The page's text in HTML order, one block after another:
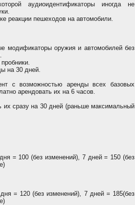
аудиоидентификаторы иногда не
реакции пешеходов на автомобили.
модификаторы оружия и автомобилей без
на 30 дней.
с возможностью аренды всех базовых
арендовать их на 6 часов.
их сразу на 30 дней (раньше максимальный
= 100 (без изменений), 7 дней = 150 (без
= 120 (без изменений), 7 дней = 185(без